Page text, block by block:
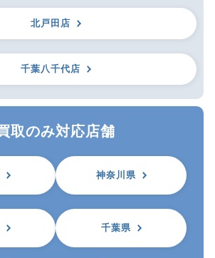
北戸田店
千葉八千代店
取のみ対応店舗
神奈川県
千葉県